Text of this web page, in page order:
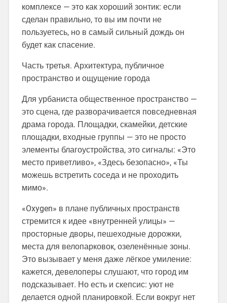
комплексе — это как хороший зонтик: если
сделан правильно, то вы им почти не
пользуетесь, но в самый сильный дождь он
будет как спасение.
Часть третья. Архитектура, публичное
пространство и ощущение города
Для урбаниста общественное пространство —
это сцена, где разворачивается повседневная
драма города. Площадки, скамейки, детские
площадки, входные группы — это не просто
элементы благоустройства, это сигналы: «Это
место приветливо», «Здесь безопасно», «Ты
можешь встретить соседа и не проходить
мимо».
«Oxygen» в плане публичных пространств
стремится к идее «внутренней улицы» —
просторные дворы, пешеходные дорожки,
места для велопарковок, озеленённые зоны.
Это вызывает у меня даже лёгкое умиление:
кажется, девелоперы слушают, что город им
подсказывает. Но есть и скепсис: уют не
делается одной планировкой. Если вокруг нет